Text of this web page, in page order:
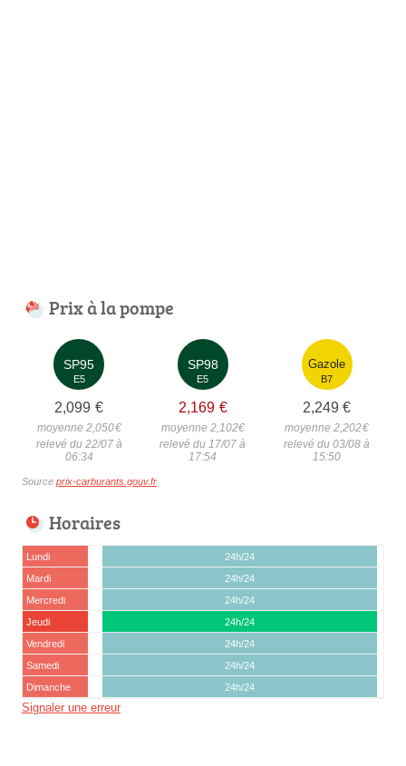
Prix à la pompe
SP95
E5
2,099 €
moyenne 2,050€
relevé du 22/07 à
06:34
SP98
E5
2,169 €
moyenne 2,102€
relevé du 17/07 à
17:54
Gazole
B7
2,249 €
moyenne 2,202€
relevé du 03/08 à
15:50
Source prix-carburants.gouv.fr
Horaires
Lundi
24h/24
Mardi
24h/24
Mercredi
24h/24
Jeudi
24h/24
Vendredi
24h/24
Samedi
24h/24
Dimanche
24h/24
Signaler une erreur